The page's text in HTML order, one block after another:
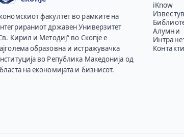
факултет во рамките на
државен Универзитет
Кирил и Методиј“ во Скопје е
образовна и истражувачка
во Република Македонија од
на економијата и бизнисот.
iKnow
Алумни
Контакти